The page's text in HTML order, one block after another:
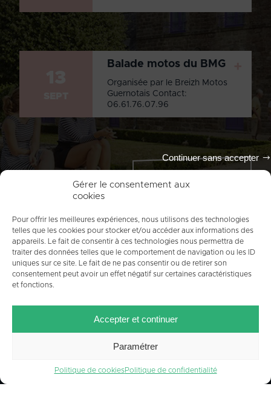
Gérer le consentement aux
cookies
Pour offrir les meilleures expériences, nous utilisons des technologies
telles que les cookies pour stocker et/ou accéder aux informations des
appareils. Le fait de consentir à ces technologies nous permettra de
traiter des données telles que le comportement de navigation ou les ID
uniques sur ce site. Le fait de ne pas consentir ou de retirer son
consentement peut avoir un effet négatif sur certaines caractéristiques
et fonctions.
Accepter et continuer
Continuer sans accepter
Paramétrer
Politique de cookiesPolitique de confidentialité
Balade motos du BMG
Organisée par le Breizh Motos
Guernotais Contact:
06.61.76.07.96
PLAN DU SITE
MENTIONS LÉGALES
CRÉDITS POLITIQUE DE COOKIES (UE)